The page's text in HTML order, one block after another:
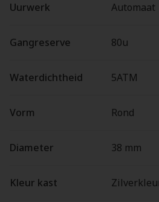
Uurwerk
Automaat
Gangreserve 80u
Waterdichtheid 5ATM
Vorm Rond
Diameter 38 mm
Kleur kast